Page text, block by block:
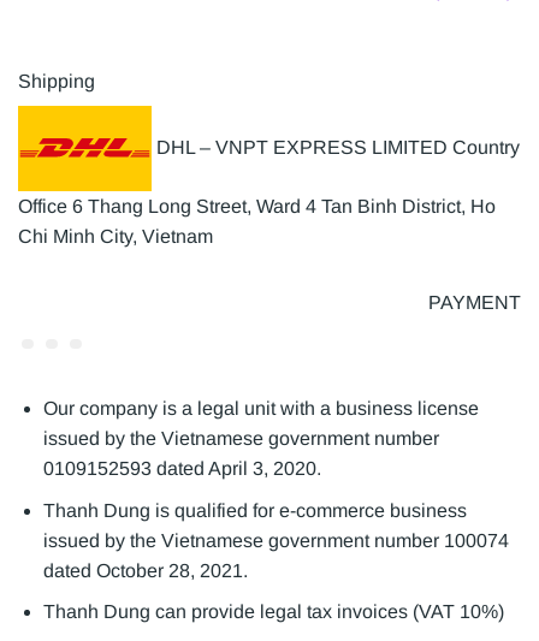
Shipping
DHL – VNPT EXPRESS LIMITED Country
Office 6 Thang Long Street, Ward 4 Tan Binh District, Ho
Chi Minh City, Vietnam
PAYMENT
Our company is a legal unit with a business license
issued by the Vietnamese government number
0109152593 dated April 3, 2020.
Thanh Dung is qualified for e-commerce business
issued by the Vietnamese government number 100074
dated October 28, 2021.
Thanh Dung can provide legal tax invoices (VAT 10%)